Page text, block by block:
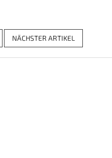
NÄCHSTER ARTIKEL